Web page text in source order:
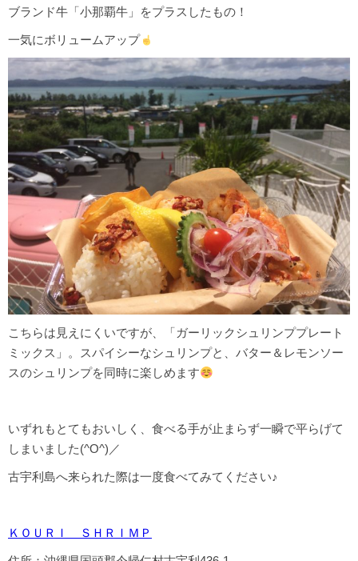
ブランド牛「小那覇牛」をプラスしたもの！
一気にボリュームアップ
こちらは見えにくいですが、「ガーリックシュリンププレート
ミックス」。スパイシーなシュリンプと、バター＆レモンソー
スのシュリンプを同時に楽しめます
いずれもとてもおいしく、食べる手が止まらず一瞬で平らげて
しまいました(^O^)／
古宇利島へ来られた際は一度食べてみてください♪
ＫＯＵＲＩ ＳＨＲＩＭＰ